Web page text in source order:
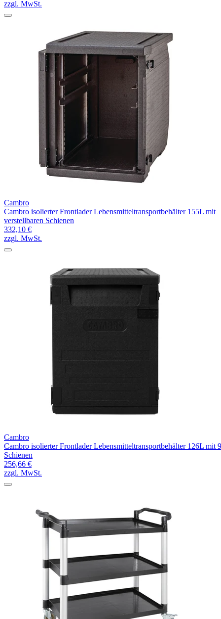
zzgl. MwSt.
Cambro
Cambro isolierter Frontlader Lebensmitteltransportbehälter 155L mit
verstellbaren Schienen
332,10 €
zzgl. MwSt.
Cambro
Cambro isolierter Frontlader Lebensmitteltransportbehälter 126L mit 9
Schienen
256,66 €
zzgl. MwSt.